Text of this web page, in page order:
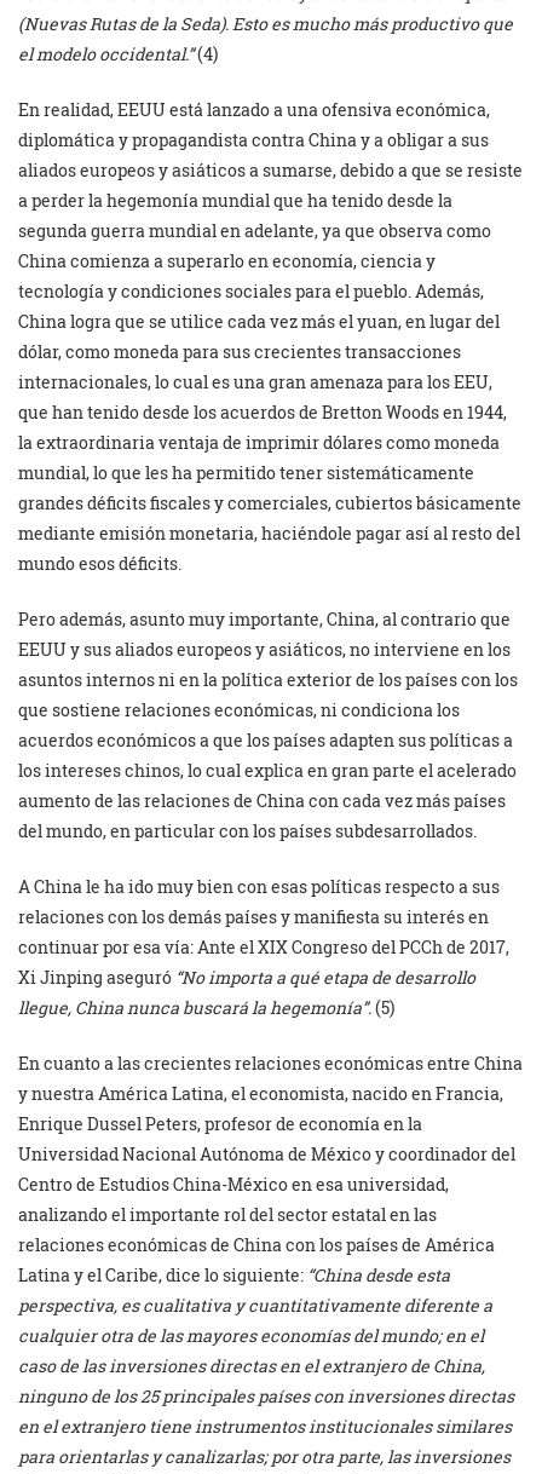
(Nuevas Rutas de la Seda). Esto es mucho más productivo que
el modelo occidental.”(4)
En realidad, EEUU está lanzado a una ofensiva económica,
diplomática y propagandista contra China y a obligar a sus
aliados europeos y asiáticos a sumarse, debido a que se resiste
a perder la hegemonía mundial que ha tenido desde la
segunda guerra mundial en adelante, ya que observa como
China comienza a superarlo en economía, ciencia y
tecnología y condiciones sociales para el pueblo. Además,
China logra que se utilice cada vez más el yuan, en lugar del
dólar, como moneda para sus crecientes transacciones
internacionales, lo cual es una gran amenaza para los EEU,
que han tenido desde los acuerdos de Bretton Woods en 1944,
la extraordinaria ventaja de imprimir dólares como moneda
mundial, lo que les ha permitido tener sistemáticamente
grandes déficits fiscales y comerciales, cubiertos básicamente
mediante emisión monetaria, haciéndole pagar así al resto del
mundo esos déficits.
Pero además, asunto muy importante, China, al contrario que
EEUU y sus aliados europeos y asiáticos, no interviene en los
asuntos internos ni en la política exterior de los países con los
que sostiene relaciones económicas, ni condiciona los
acuerdos económicos a que los países adapten sus políticas a
los intereses chinos, lo cual explica en gran parte el acelerado
aumento de las relaciones de China con cada vez más países
del mundo, en particular con los países subdesarrollados.
A China le ha ido muy bien con esas políticas respecto a sus
relaciones con los demás países y manifiesta su interés en
continuar por esa vía: Ante el XIX Congreso del PCCh de 2017,
Xi Jinping aseguró “No importa a qué etapa de desarrollo
llegue, China nunca buscará la hegemonía”.(5)
En cuanto a las crecientes relaciones económicas entre China
y nuestra América Latina, el economista, nacido en Francia,
Enrique Dussel Peters, profesor de economía en la
Universidad Nacional Autónoma de México y coordinador del
Centro de Estudios China-México en esa universidad,
analizando el importante rol del sector estatal en las
relaciones económicas de China con los países de América
Latina y el Caribe, dice lo siguiente: “China desde esta
perspectiva, es cualitativa y cuantitativamente diferente a
cualquier otra de las mayores economías del mundo; en el
caso de las inversiones directas en el extranjero de China,
ninguno de los 25 principales países con inversiones directas
en el extranjero tiene instrumentos institucionales similares
para orientarlas y canalizarlas; por otra parte, las inversiones